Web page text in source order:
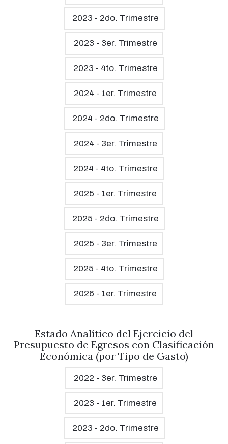
2023 - 2do. Trimestre
2023 - 3er. Trimestre
2023 - 4to. Trimestre
2024 - 1er. Trimestre
2024 - 2do. Trimestre
2024 - 3er. Trimestre
2024 - 4to. Trimestre
2025 - 1er. Trimestre
2025 - 2do. Trimestre
2025 - 3er. Trimestre
2025 - 4to. Trimestre
2026 - 1er. Trimestre
Estado Analítico del Ejercicio del
Presupuesto de Egresos con Clasificación
Económica (por Tipo de Gasto)
2022 - 3er. Trimestre
2023 - 1er. Trimestre
2023 - 2do. Trimestre